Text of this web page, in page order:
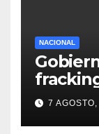
NACIONAL
del
7